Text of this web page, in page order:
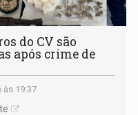
do CV são
após crime de
às 19:37